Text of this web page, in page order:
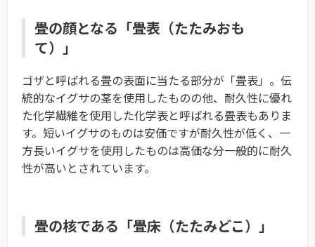
畳の顔となる「畳表（たたみおも
て）」
ゴザと呼ばれる畳の表面に当たる部分が「畳表」。伝
統的なイグサの茎を使用したものの他、耐久性に優れ
た化学繊維を使用した化学表と呼ばれる畳表もありま
す。短いイグサのものは安価ですが耐久性が低く、一
方長いイグサを使用したものは高価な分一般的に耐久
性が高いとされています。
畳の核である「畳床（たたみどこ）」